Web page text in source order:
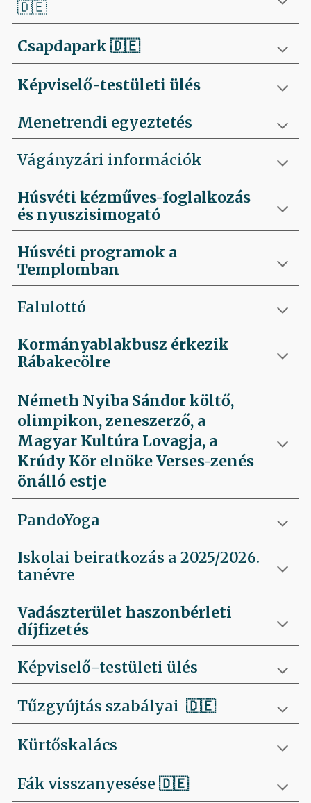
🇩🇪
Csapdapark 🇩🇪
Képviselő-testületi ülés
Menetrendi egyeztetés
Vágányzári információk
Húsvéti kézműves-foglalkozás
és nyuszisimogató
Húsvéti programok a
Templomban
Falulottó
Kormányablakbusz érkezik
Rábakecölre
Németh Nyiba Sándor költő,
olimpikon, zeneszerző, a
Magyar Kultúra Lovagja, a
Krúdy Kör elnöke Verses-zenés
önálló estje
PandoYoga
Iskolai beiratkozás a 2025/2026.
tanévre
Vadászterület haszonbérleti
díjfizetés
Képviselő-testületi ülés
Tűzgyújtás szabályai🇩🇪
Kürtőskalács
Fák visszanyesése🇩🇪